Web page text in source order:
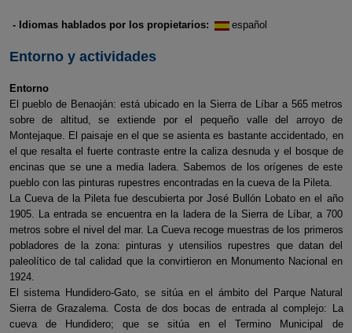
- Idiomas hablados por los propietarios: español
Entorno y actividades
Entorno
El pueblo de Benaoján: está ubicado en la Sierra de Líbar a 565 metros
sobre de altitud, se extiende por el pequeño valle del arroyo de
Montejaque. El paisaje en el que se asienta es bastante accidentado, en
el que resalta el fuerte contraste entre la caliza desnuda y el bosque de
encinas que se une a media ladera. Sabemos de los orígenes de este
pueblo con las pinturas rupestres encontradas en la cueva de la Pileta.
La Cueva de la Pileta fue descubierta por José Bullón Lobato en el año
1905. La entrada se encuentra en la ladera de la Sierra de Líbar, a 700
metros sobre el nivel del mar. La Cueva recoge muestras de los primeros
pobladores de la zona: pinturas y utensilios rupestres que datan del
paleolítico de tal calidad que la convirtieron en Monumento Nacional en
1924.
El sistema Hundidero-Gato, se sitúa en el ámbito del Parque Natural
Sierra de Grazalema. Costa de dos bocas de entrada al complejo: La
cueva de Hundidero; que se sitúa en el Termino Municipal de